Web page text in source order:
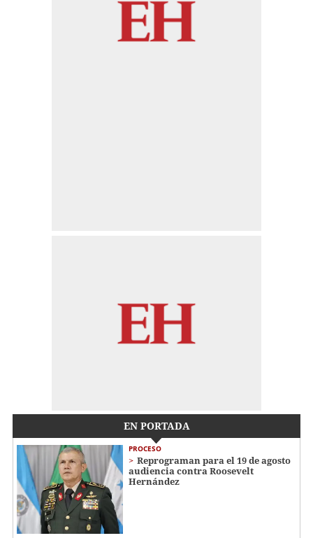
EN PORTADA
PROCESO
Reprograman para el 19 de agosto
audiencia contra Roosevelt
Hernández